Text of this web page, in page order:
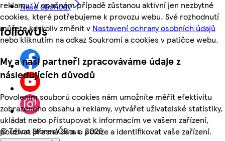
reklamu. V opačném případě zůstanou aktivní jen nezbytné
cookies, které potřebujeme k provozu webu. Své rozhodnutí
můžete kdykoliv změnit v Nastavení ochrany osobních údajů
nebo kliknutím na odkaz Soukromí a cookies v patičce webu.
My a naši partneři zpracováváme údaje z
následujících důvodů
Povolením souborů cookies nám umožníte měřit efektivitu
zobrazeného obsahu a reklamy, vytvářet uživatelské statistiky,
ukládat nebo přistupovat k informacím ve vašem zařízení,
používat přesná data o poloze a identifikovat vaše zařízení.
Naše obchody
followUs
©Tesco Stores ČR a.s. 2026